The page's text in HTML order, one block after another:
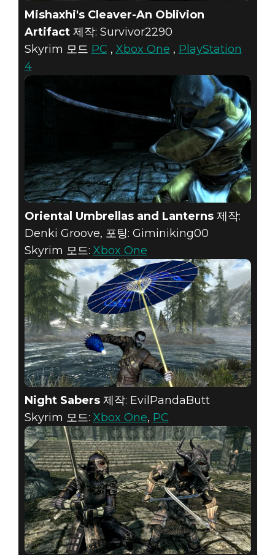
Mishaxhi's Cleaver-An Oblivion
Artifact제작: Survivor2290
Skyrim 모드 PC , Xbox One , PlayStation
4
Oriental Umbrellas and Lanterns제작:
Denki Groove, 포팅: Giminiking00
Skyrim 모드: Xbox One
Night Sabers제작: EvilPandaButt
Skyrim 모드: Xbox One, PC